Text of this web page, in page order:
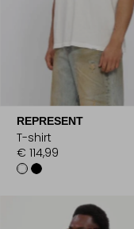
REPRESENT
T-shirt
€ 114,99